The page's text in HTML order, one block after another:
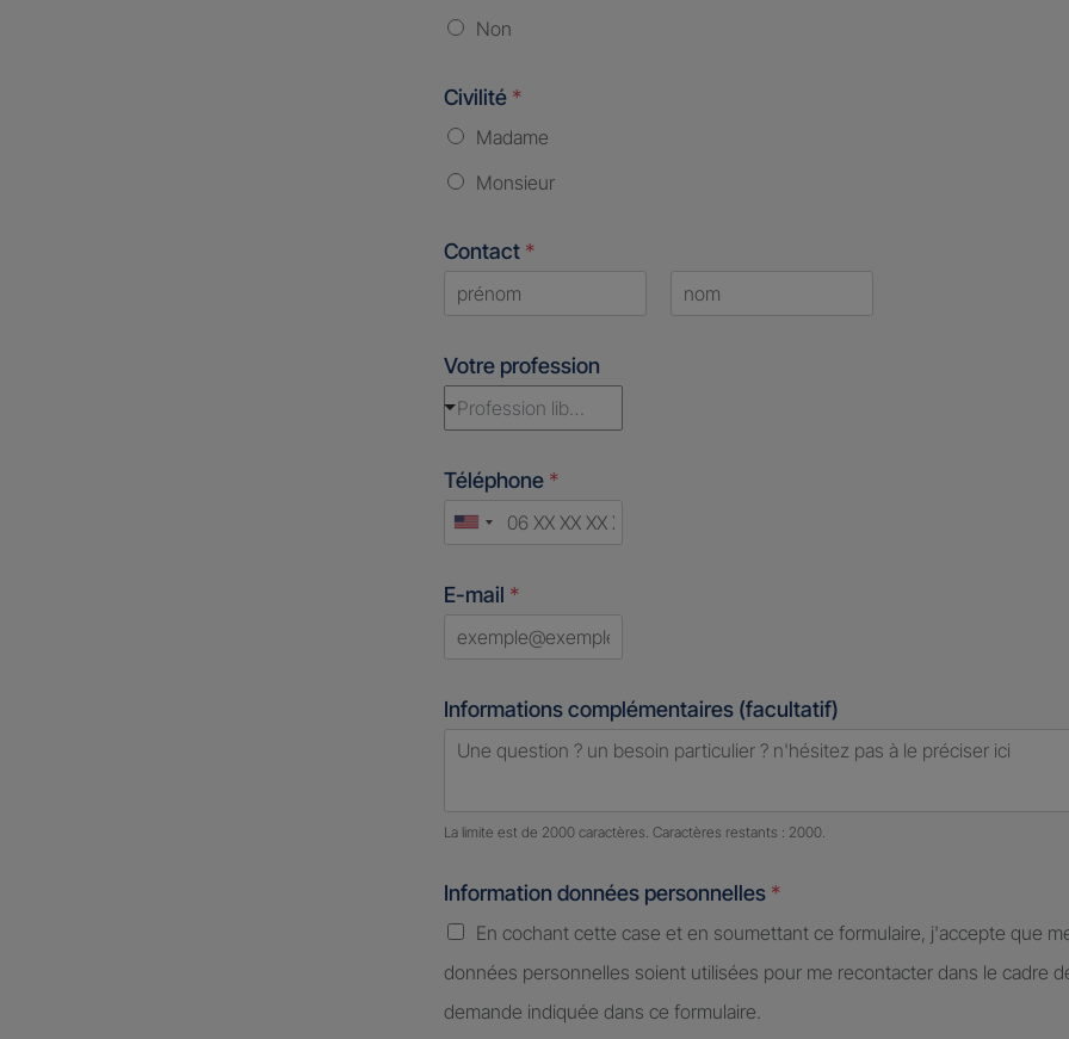
Non
Civilité *
Madame
Monsieur
Contact *
Votre profession
Profession libérale
Téléphone *
United
E-mail *
Informations complémentaires (facultatif)
Nombre de caractères restants : 2000 caractères restants
La limite est de 2000 caractères. Caractères restants : 2000.
Information données personnelles *
En cochant cette case et en soumettant ce formulaire, j'accepte que
données personnelles soient utilisées pour me recontacter dans le cadre
demande indiquée dans ce formulaire.